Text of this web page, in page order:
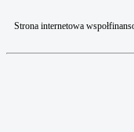
Strona internetowa